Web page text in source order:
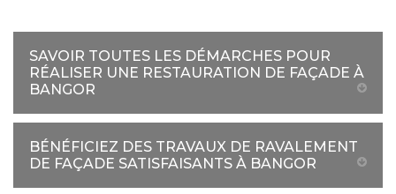
SAVOIR TOUTES LES DÉMARCHES POUR
RÉALISER UNE RESTAURATION DE FAÇADE À
BANGOR
BÉNÉFICIEZ DES TRAVAUX DE RAVALEMENT
DE FAÇADE SATISFAISANTS À BANGOR